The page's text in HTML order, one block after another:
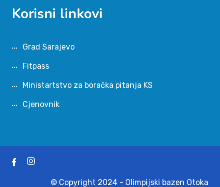
Korisni linkovi
Grad Sarajevo
Fitpass
Ministartstvo za boračka pitanja KS
Cjenovnik
© Copyright 2024 - Olimpijski bazen Otoka